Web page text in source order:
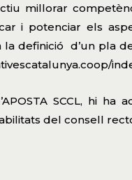
millorar
i potenciar els
la definició d’un pla
SCCL, hi
del consell